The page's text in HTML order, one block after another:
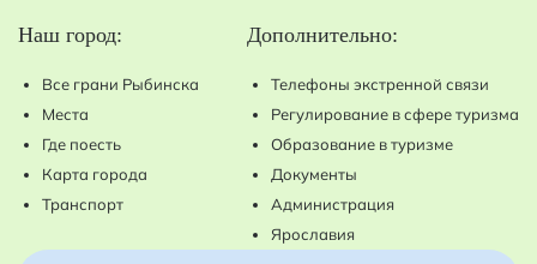
Наш город:
Все грани Рыбинска
Места
Где поесть
Карта города
Транспорт
Дополнительно:
Телефоны экстренной связи
Регулирование в сфере туризма
Образование в туризме
Документы
Администрация
Ярославия